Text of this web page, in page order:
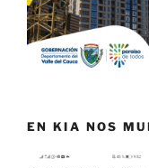
EN KIA NOS